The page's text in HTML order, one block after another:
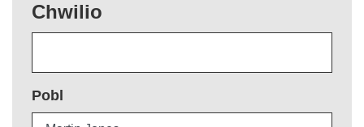
Chwilio
Pobl